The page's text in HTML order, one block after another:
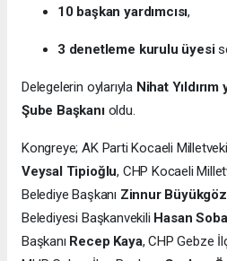
10 başkan yardımcısı,
3 denetleme kurulu üyesi
Delegelerin oylarıyla Nihat
Şube Başkanıoldu.
Kongreye; AK Parti Kocaeli
Veysal Tipioğlu, CHP Kocaeli
Belediye Başkanı Zinnur Büyükgöz
Belediyesi Başkanvekili Hasan Soba
Başkanı Recep Kaya, CHP Gebze